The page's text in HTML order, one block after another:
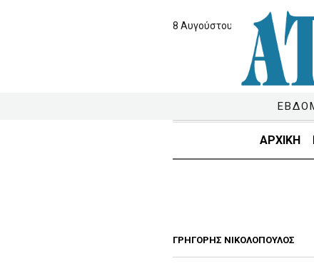
8 Αυγούστου 2026
ΑΡΧΙΚΗ
ΓΡΗΓΟΡΗΣ ΝΙΚΟΛΟΠΟΥΛΟΣ